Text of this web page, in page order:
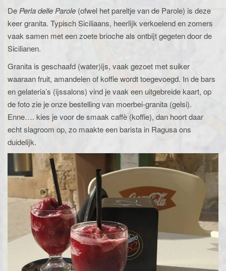
DePerla delle Parole (ofwel het pareltje van de Parole) is deze
keer granita. Typisch Siciliaans, heerlijk verkoelend en zomers
vaak samen met een zoete brioche als ontbijt gegeten door de
Sicilianen.
Granita is geschaafd (water)ijs, vaak gezoet met suiker
waaraan fruit, amandelen of koffie wordt toegevoegd. In de bars
en gelateria’s (ijssalons) vind je vaak een uitgebreide kaart, op
de foto zie je onze bestelling van moerbei-granita (gelsi).
Enne…. kies je voor de smaak caffè (koffie), dan hoort daar
echt slagroom op, zo maakte een barista in Ragusa ons
duidelijk.